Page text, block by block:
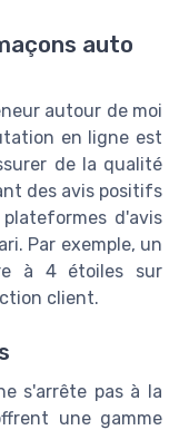
auto
autour de moi
en ligne est
de la qualité
des avis positifs
d'avis
Par exemple, un
à 4 étoiles sur
client.
s'arrête pas à la
une gamme